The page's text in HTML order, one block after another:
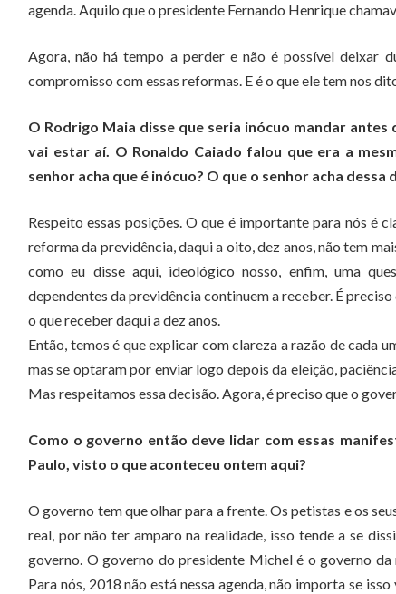
agenda. Aquilo que o presidente Fernando Henrique
Agora, não há tempo a perder e não é possível deixar
compromisso com essas reformas. E é o que ele tem nos
O Rodrigo Maia disse que seria inócuo mandar
vai estar aí. O Ronaldo Caiado falou que era a
senhor acha que é inócuo? O que o senhor acha dessa
Respeito essas posições. O que é importante para nós é
reforma da previdência, daqui a oito, dez anos, não tem
como eu disse aqui, ideológico nosso, enfim, uma
dependentes da previdência continuem a receber. É
o que receber daqui a dez anos.
Então, temos é que explicar com clareza a razão de cada
mas se optaram por enviar logo depois da eleição,
Mas respeitamos essa decisão. Agora, é preciso que o
Como o governo então deve lidar com essas
Paulo, visto o que aconteceu ontem aqui?
O governo tem que olhar para a frente. Os petistas e os
real, por não ter amparo na realidade, isso tende a se
governo. O governo do presidente Michel é o governo
Para nós, 2018 não está nessa agenda, não importa se